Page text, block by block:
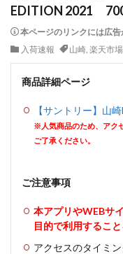
EDITION 2021
本ページのリンクには広告
入荷速報
山崎, 楽天市場
商品詳細ページ
【サントリー】山
※人気商品のため、アク
ご了承ください。
ご注意事項
本アプリやWEBサ
目的で利用するこ
アクセスのタイミ